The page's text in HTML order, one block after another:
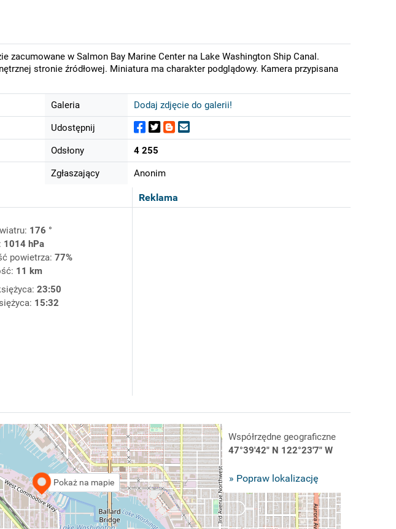
zacumowane w Salmon Bay Marine Center na Lake Washington Ship Canal.
stronie źródłowej. Miniatura ma charakter podglądowy. Kamera przypisana
Galeria Dodaj zdjęcie do galerii!
Udostępnij
Odsłony 4 255
Zgłaszający Anonim
Reklama
176 °
1014 hPa
powietrza: 77%
11 km
23:50
15:32
Pokaż na mapie
Współrzędne geograficzne
47°39'42" N 122°23'7" W
» Popraw lokalizację